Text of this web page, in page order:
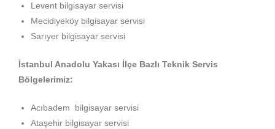
Levent bilgisayar servisi
Mecidiyeköy bilgisayar servisi
Sarıyer bilgisayar servisi
İstanbul Anadolu Yakası İlçe Bazlı Teknik Servis
Bölgelerimiz:
Acıbadem bilgisayar servisi
Ataşehir bilgisayar servisi